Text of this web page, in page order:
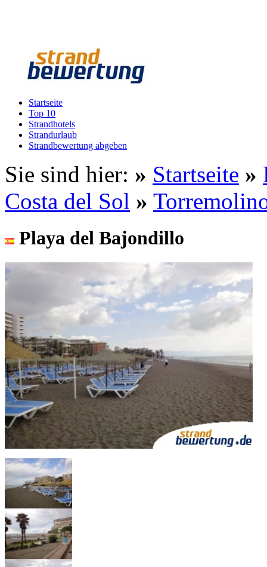
Startseite
Top 10
Strandhotels
Strandurlaub
Strandbewertung abgeben
Sie sind hier: » Startseite »
Costa del Sol »
Playa del Bajondillo